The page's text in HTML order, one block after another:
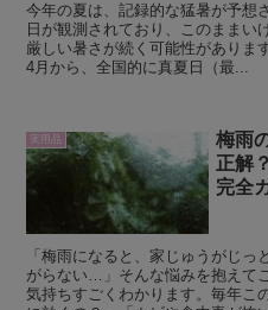
今年の夏は、記録的な猛暑が予想
日が観測されており、このままい
厳しい暑さが続く可能性がありま
4月から、全国的に真夏日（最...
実用品
梅雨
正解
完全
「梅雨になると、家じゅうがじ
がらない…」そんな悩みを抱えて
気持ちすごくわかります。毎年こ